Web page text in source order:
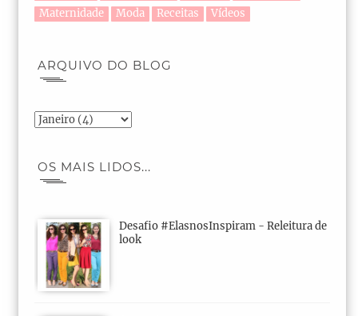
Maternidade
Moda Receitas Vídeos
ARQUIVO DO BLOG
OS MAIS LIDOS...
Desafio #ElasnosInspiram - Releitura de
look